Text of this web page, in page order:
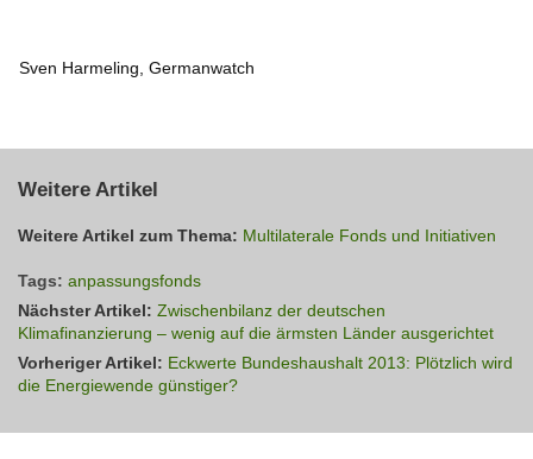
Sven Harmeling, Germanwatch
Weitere Artikel
Weitere Artikel zum Thema: Multilaterale Fonds und Initiativen
Tags: anpassungsfonds
Nächster Artikel: Zwischenbilanz der deutschen
Klimafinanzierung – wenig auf die ärmsten Länder ausgerichtet
Vorheriger Artikel: Eckwerte Bundeshaushalt 2013: Plötzlich wird
die Energiewende günstiger?